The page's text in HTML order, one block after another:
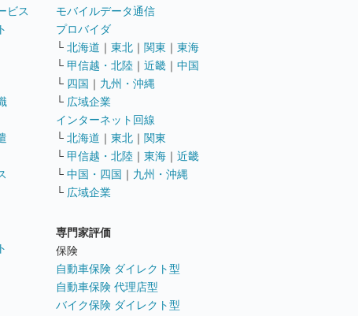
ビス
モバイルデータ通信
プロバイダ
└ 北海道 ｜ 東北 ｜ 関東 ｜ 東海
└ 甲信越・北陸 ｜ 近畿 ｜ 中国
└ 四国 ｜ 九州・沖縄
└ 広域企業
インターネット回線
└ 北海道 ｜ 東北 ｜ 関東
└ 甲信越・北陸 ｜ 東海 ｜ 近畿
└ 中国・四国 ｜ 九州・沖縄
└ 広域企業
専門家評価
保険
自動車保険 ダイレクト型
自動車保険 代理店型
バイク保険 ダイレクト型